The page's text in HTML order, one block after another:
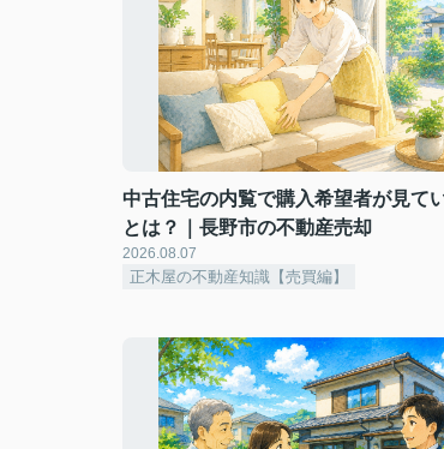
中古住宅の内覧で購入希望者が見て
とは？｜長野市の不動産売却
2026.08.07
正木屋の不動産知識【売買編】